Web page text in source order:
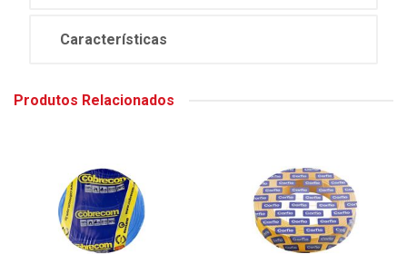
Características
Produtos Relacionados